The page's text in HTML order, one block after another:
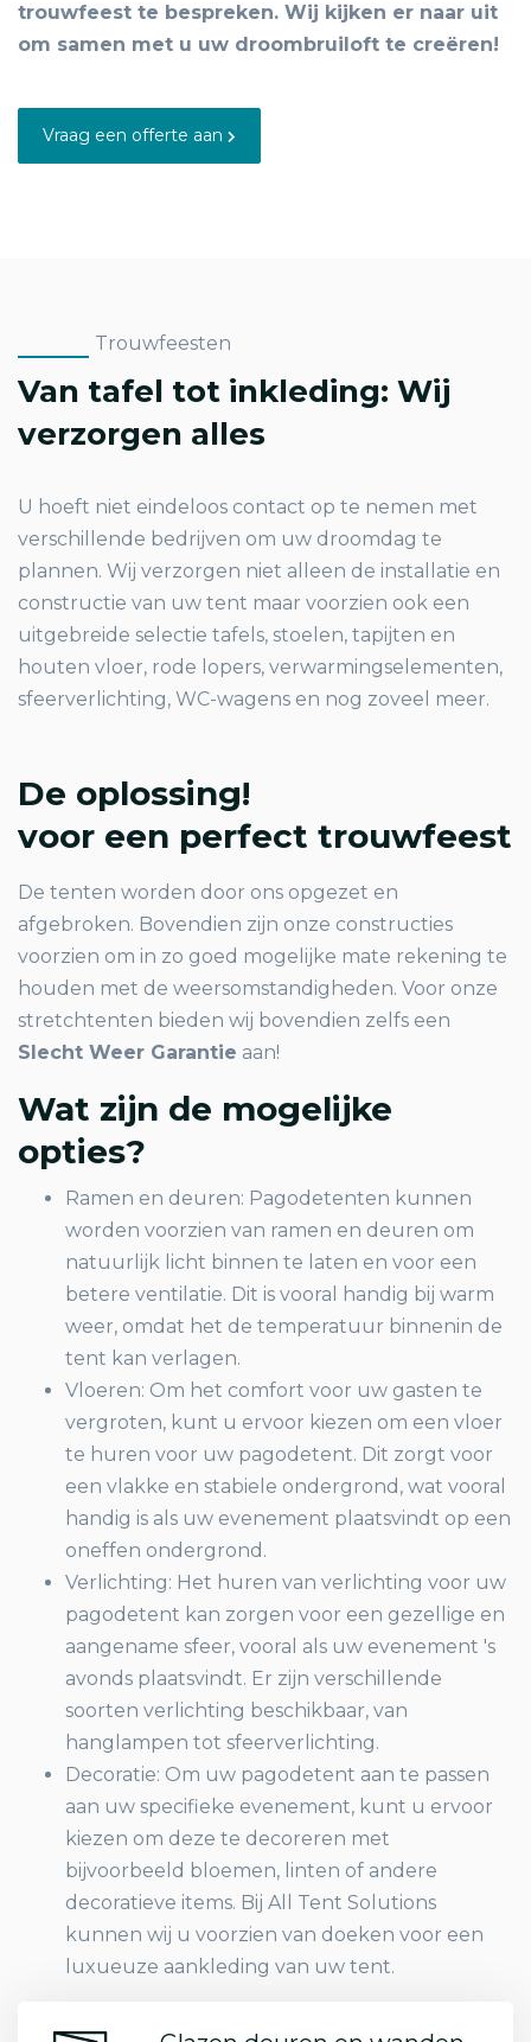
trouwfeest te bespreken. Wij kijken er naar uit
om samen met u uw droombruiloft te creëren!
Vraag een offerte aan
Trouwfeesten
Van tafel tot inkleding: Wij
verzorgen alles
U hoeft niet eindeloos contact op te nemen met
verschillende bedrijven om uw droomdag te
plannen. Wij verzorgen niet alleen de installatie en
constructie van uw tent maar voorzien ook een
uitgebreide selectie tafels, stoelen, tapijten en
houten vloer, rode lopers, verwarmingselementen,
sfeerverlichting, WC-wagens en nog zoveel meer.
De oplossing!
voor een perfect trouwfeest
De tenten worden door ons opgezet en
afgebroken. Bovendien zijn onze constructies
voorzien om in zo goed mogelijke mate rekening te
houden met de weersomstandigheden. Voor onze
stretchtenten bieden wij bovendien zelfs een
Slecht Weer Garantie aan!
Wat zijn de mogelijke
opties?
Ramen en deuren: Pagodetenten kunnen
worden voorzien van ramen en deuren om
natuurlijk licht binnen te laten en voor een
betere ventilatie. Dit is vooral handig bij warm
weer, omdat het de temperatuur binnenin de
tent kan verlagen.
Vloeren: Om het comfort voor uw gasten te
vergroten, kunt u ervoor kiezen om een vloer
te huren voor uw pagodetent. Dit zorgt voor
een vlakke en stabiele ondergrond, wat vooral
handig is als uw evenement plaatsvindt op een
oneffen ondergrond.
Verlichting: Het huren van verlichting voor uw
pagodetent kan zorgen voor een gezellige en
aangename sfeer, vooral als uw evenement 's
avonds plaatsvindt. Er zijn verschillende
soorten verlichting beschikbaar, van
hanglampen tot sfeerverlichting.
Decoratie: Om uw pagodetent aan te passen
aan uw specifieke evenement, kunt u ervoor
kiezen om deze te decoreren met
bijvoorbeeld bloemen, linten of andere
decoratieve items. Bij All Tent Solutions
kunnen wij u voorzien van doeken voor een
luxueuze aankleding van uw tent.